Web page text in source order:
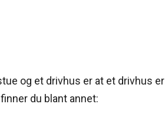
og et drivhus er at et drivhus er
du blant annet: